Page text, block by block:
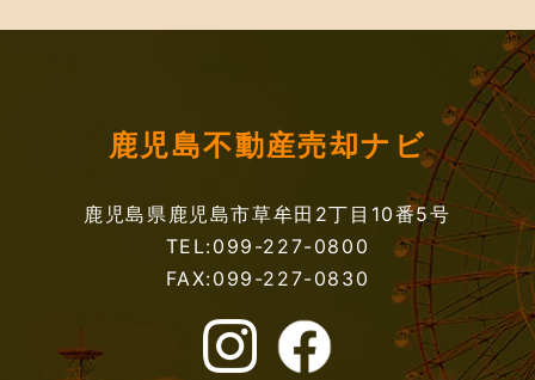
鹿児島不動産売却ナビ
鹿児島県鹿児島市草牟田2丁目10番5号
TEL:099-227-0800
FAX:099-227-0830